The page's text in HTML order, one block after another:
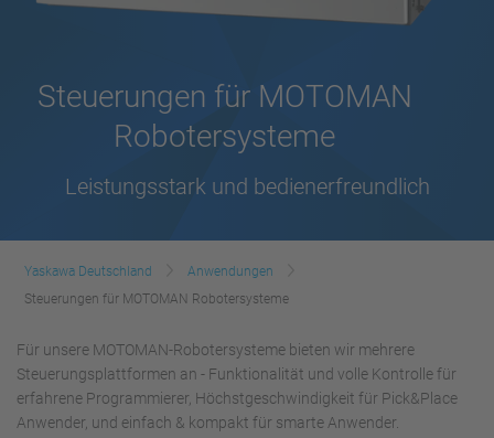
Steuerungen für MOTOMAN
Robotersysteme
Leistungsstark und bedienerfreundlich
Yaskawa Deutschland
Anwendungen
Steuerungen für MOTOMAN Robotersysteme
Für unsere MOTOMAN-Robotersysteme bieten wir mehrere
Steuerungsplattformen an - Funktionalität und volle Kontrolle für
erfahrene Programmierer, Höchstgeschwindigkeit für Pick&Place
Anwender, und einfach & kompakt für smarte Anwender.